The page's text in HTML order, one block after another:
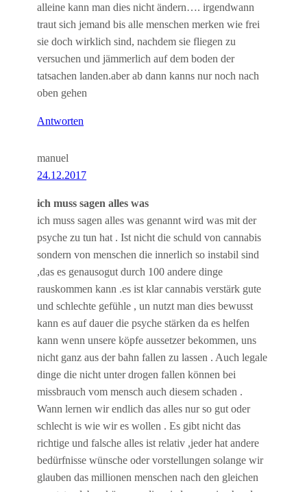
alleine kann man dies nicht ändern…. irgendwann
traut sich jemand bis alle menschen merken wie frei
sie doch wirklich sind, nachdem sie fliegen zu
versuchen und jämmerlich auf dem boden der
tatsachen landen.aber ab dann kanns nur noch nach
oben gehen
Antworten
manuel
24.12.2017
ich muss sagen alles was
ich muss sagen alles was genannt wird was mit der
psyche zu tun hat . Ist nicht die schuld von cannabis
sondern von menschen die innerlich so instabil sind
,das es genausogut durch 100 andere dinge
rauskommen kann .es ist klar cannabis verstärk gute
und schlechte gefühle , un nutzt man dies bewusst
kann es auf dauer die psyche stärken da es helfen
kann wenn unsere köpfe aussetzer bekommen, uns
nicht ganz aus der bahn fallen zu lassen . Auch legale
dinge die nicht unter drogen fallen können bei
missbrauch vom mensch auch diesem schaden .
Wann lernen wir endlich das alles nur so gut oder
schlecht is wie wir es wollen . Es gibt nicht das
richtige und falsche alles ist relativ ,jeder hat andere
bedürfnisse wünsche oder vorstellungen solange wir
glauben das millionen menschen nach den gleichen